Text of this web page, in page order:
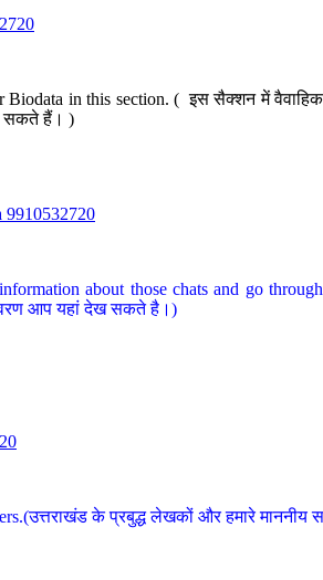
in this section. ( इस सैक्शन में
सकते हैं। )
9910532720
about those chats and go
आप यहां देख सकते है।)
के प्रबुद्ध लेखकों और हमारे माननीय